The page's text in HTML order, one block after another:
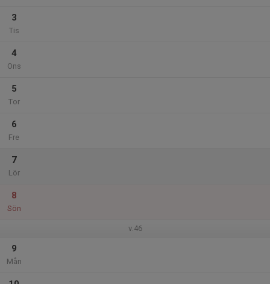
3
Tis
4
Ons
5
Tor
6
Fre
7
Lör
8
Sön
v.46
9
Mån